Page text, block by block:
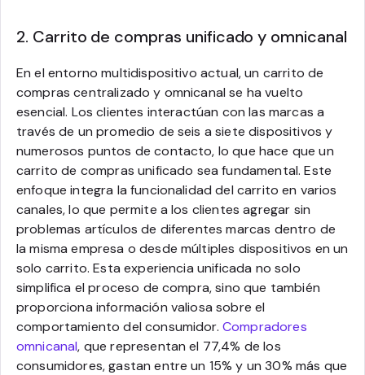
2. Carrito de compras unificado y omnicanal
En el entorno multidispositivo actual, un carrito de
compras centralizado y omnicanal se ha vuelto
esencial. Los clientes interactúan con las marcas a
través de un promedio de seis a siete dispositivos y
numerosos puntos de contacto, lo que hace que un
carrito de compras unificado sea fundamental. Este
enfoque integra la funcionalidad del carrito en varios
canales, lo que permite a los clientes agregar sin
problemas artículos de diferentes marcas dentro de
la misma empresa o desde múltiples dispositivos en un
solo carrito. Esta experiencia unificada no solo
simplifica el proceso de compra, sino que también
proporciona información valiosa sobre el
comportamiento del consumidor. Compradores
omnicanal, que representan el 77,4% de los
consumidores, gastan entre un 15% y un 30% más que